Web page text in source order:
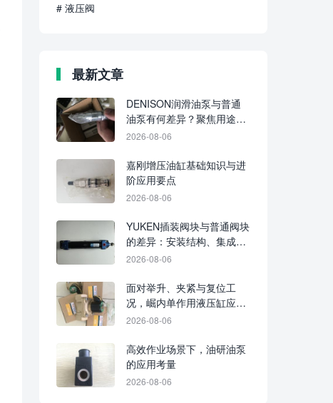
# 液压阀
最新文章
DENISON润滑油泵与普通
油泵有何差异？聚焦用途、
介质与供油方式
2026-08-06
嘉刚增压油缸基础知识与进
阶应用要点
2026-08-06
YUKEN插装阀块与普通阀块
的差异：安装结构、集成水
平及维护要点
2026-08-06
面对举升、夹紧与复位工
况，崛内单作用液压缸应分
别判断适配性
2026-08-06
高效作业场景下，油研油泵
的应用考量
2026-08-06